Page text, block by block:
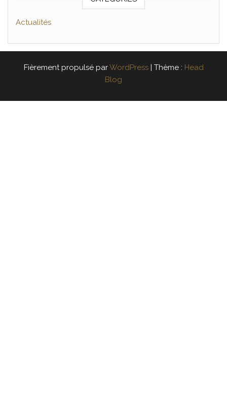
Actualités
Fièrement propulsé parWordPress Thème : Head
Blog